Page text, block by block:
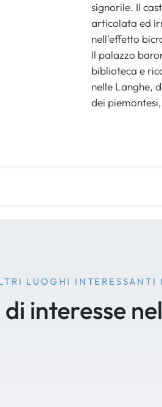
signorile. Il
articolata ed
nell'effetto
Il palazzo
biblioteca e
nelle Langhe,
dei
LUOGHI INTERESSANTI
interesse